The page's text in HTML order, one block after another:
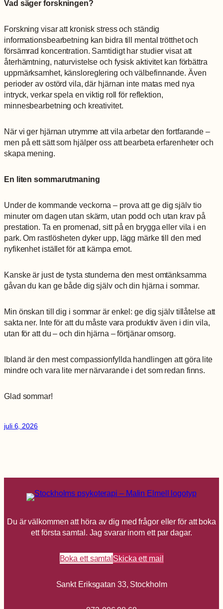
Vad säger forskningen?
Forskning visar att kronisk stress och ständig
informationsbearbetning kan bidra till mental trötthet och
försämrad koncentration. Samtidigt har studier visat att
återhämtning, naturvistelse och fysisk aktivitet kan förbättra
uppmärksamhet, känsloreglering och välbefinnande. Även
perioder av ostörd vila, där hjärnan inte matas med nya
intryck, verkar spela en viktig roll för reflektion,
minnesbearbetning och kreativitet.
När vi ger hjärnan utrymme att vila arbetar den fortfarande –
men på ett sätt som hjälper oss att bearbeta erfarenheter och
skapa mening.
En liten sommarutmaning
Under de kommande veckorna – prova att ge dig själv tio
minuter om dagen utan skärm, utan podd och utan krav på
prestation. Ta en promenad, sitt på en brygga eller vila i en
park. Om rastlösheten dyker upp, lägg märke till den med
nyfikenhet istället för att kämpa emot.
Kanske är just de tysta stunderna den mest omtänksamma
gåvan du kan ge både dig själv och din hjärna i sommar.
Min önskan till dig i sommar är enkel: ge dig själv tillåtelse att
sakta ner. Inte för att du måste vara produktiv även i din vila,
utan för att du – och din hjärna – förtjänar omsorg.
Ibland är den mest compassionfyllda handlingen att göra lite
mindre och vara lite mer närvarande i det som redan finns.
Glad sommar!
juli 6, 2026
Du är välkommen att höra av dig med frågor eller för att boka
ett första samtal. Jag svarar inom ett par dagar.
Boka ett samtal Skicka ett mail
Sankt Eriksgatan 33, Stockholm
Marknadsföring
Genom att dela
med dig av dina
intressen och
ditt beteende när
du surfar ökar
få se personligt
anpassat
erbjudanden.